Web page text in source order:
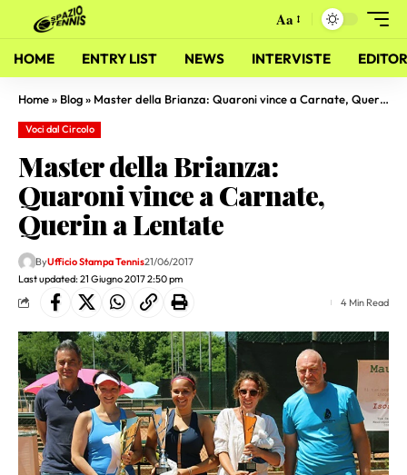
Aa
HOME ENTRY LIST NEWS INTERVISTE
Home» Blog» Master della Brianza: Quaroni vince a Carnate, Querin a Lentate
Voci dal Circolo
Master della Brianza:
Quaroni vince a Carnate,
Querin a Lentate
Last updated: 21 Giugno 2017 2:50 pm
ByUfficio Stampa Tennis21/06/2017
4 Min Read